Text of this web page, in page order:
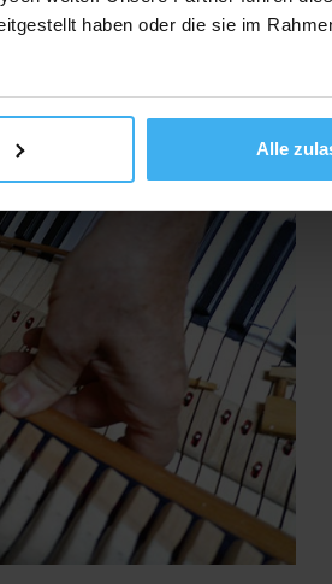
haben oder die sie im
Alle